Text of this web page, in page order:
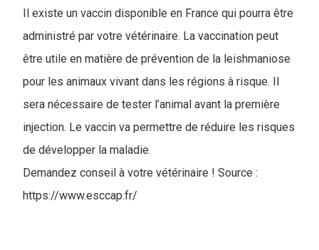
Il existe un vaccin disponible en France qui pourra être
administré par votre vétérinaire. La vaccination peut
être utile en matière de prévention de la leishmaniose
pour les animaux vivant dans les régions à risque. Il
sera nécessaire de tester l’animal avant la première
injection. Le vaccin va permettre de réduire les risques
de développer la maladie.
Demandez conseil à votre vétérinaire ! Source :
https://www.esccap.fr/